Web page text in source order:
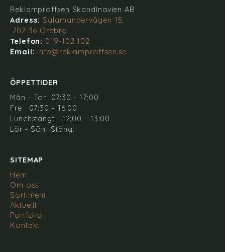
Reklamproffsen Skandinavien AB
Adress: Salamandervägen 15,
702 36 Örebro
Telefon: 019-102 102
Email: info@reklamproffsen.se
ÖPPETTIDER
Mån - Tor 07:30 - 17:00
Fre 07:30 - 16:00
Lunchstängt 12:00 - 13:00
Lör - Sön Stängt
SITEMAP
Hem
Om oss
Sortiment
Aktuellt
Portfolio
Kontakt